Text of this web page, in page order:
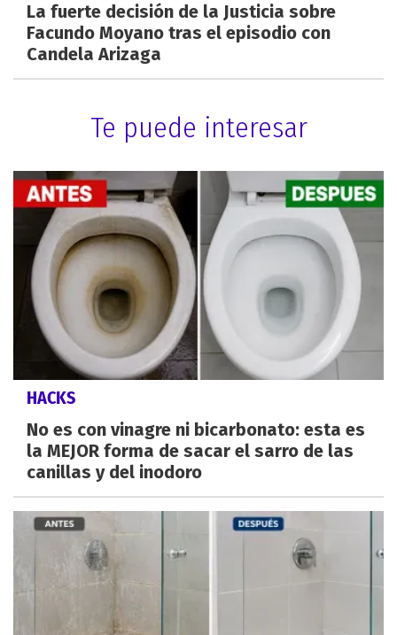
La fuerte decisión de la Justicia sobre
Facundo Moyano tras el episodio con
Candela Arizaga
Te puede interesar
HACKS
No es con vinagre ni bicarbonato: esta es
la MEJOR forma de sacar el sarro de las
canillas y del inodoro